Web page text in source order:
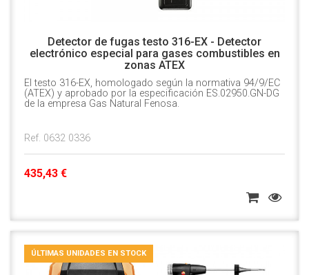
Detector de fugas testo 316-EX - Detector
electrónico especial para gases combustibles en
zonas ATEX
El testo 316-EX, homologado según la normativa 94/9/EC
(ATEX) y aprobado por la especificación ES.02950.GN-DG
de la empresa Gas Natural Fenosa.
Ref. 0632 0336
435,43 €
ÚLTIMAS UNIDADES EN STOCK